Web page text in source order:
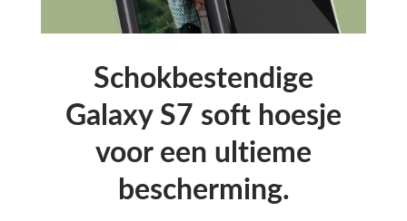
Schokbestendige
Galaxy S7 soft hoesje
voor een ultieme
bescherming.